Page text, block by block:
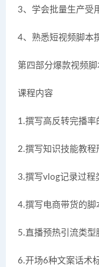
3、学会批量生产受
4、熟悉短视频脚本
第四部分爆款视频
课程内容
1.撰写高反转完播
2.撰写知识技能教程
3.撰写vlog记录过程
4.撰写电商带货的脚
5.直播预热引流类
6.开场6种文案话术